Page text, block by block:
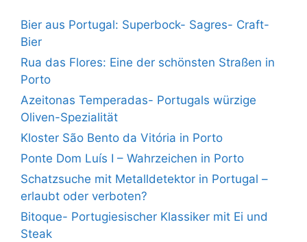
Bier aus Portugal: Superbock- Sagres- Craft-
Bier
Rua das Flores: Eine der schönsten Straßen in
Porto
Azeitonas Temperadas- Portugals würzige
Oliven-Spezialität
Kloster São Bento da Vitória in Porto
Ponte Dom Luís I – Wahrzeichen in Porto
Schatzsuche mit Metalldetektor in Portugal –
erlaubt oder verboten?
Bitoque- Portugiesischer Klassiker mit Ei und
Steak